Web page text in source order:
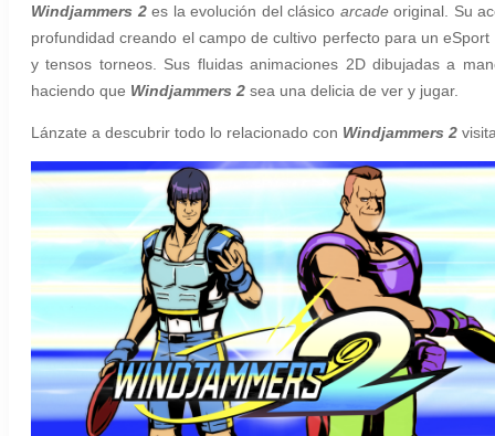
Windjammers 2es la evolución del clásico arcadeoriginal. Su
profundidad creando el campo de cultivo perfecto para un
y tensos torneos. Sus fluidas animaciones 2D dibujadas a
haciendo que Windjammers 2 sea una delicia de ver y jugar.
Lánzate a descubrir todo lo relacionado con Windjammers 2